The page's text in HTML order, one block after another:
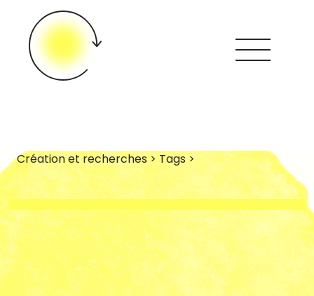
Looops ?
Créations &
Recherches
Création et recherches > Tags >